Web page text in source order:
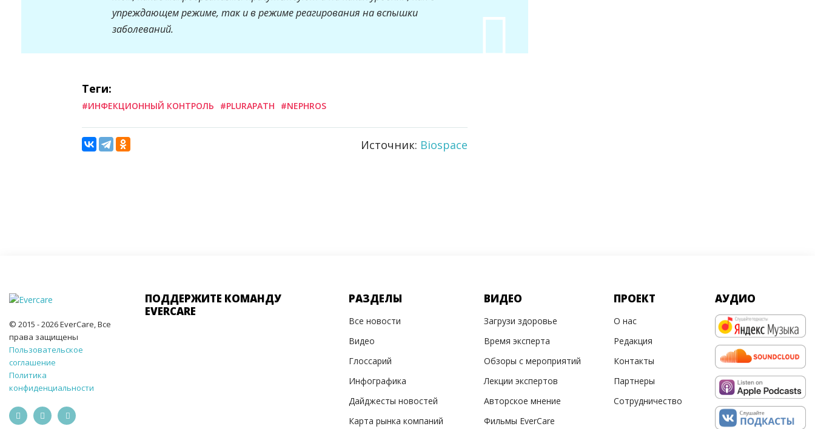
упреждающем режиме, так и в режиме реагирования на вспышки
заболеваний.
Теги:
#ИНФЕКЦИОННЫЙ КОНТРОЛЬ #PLURAPATH #NEPHROS
Источник: Biospace
© 2015 - 2026 EverCare, Все
права защищены
Пользовательское
соглашение
Политика
конфиденциальности
ПОДДЕРЖИТЕ КОМАНДУ
EVERCARE
РАЗДЕЛЫ
Все новости
Видео
Глоссарий
Инфографика
Дайджесты новостей
Карта рынка компаний
ВИДЕО
Загрузи здоровье
Время эксперта
Обзоры с мероприятий
Лекции экспертов
Авторское мнение
Фильмы EverCare
ПРОЕКТ
О нас
Редакция
Контакты
Партнеры
Сотрудничество
АУДИО